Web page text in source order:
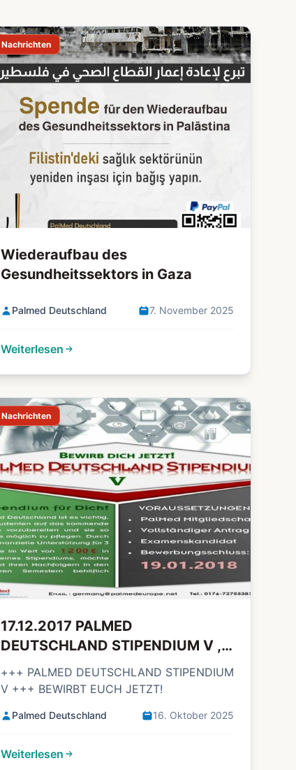
Nachrichten
Wiederaufbau des
Gesundheitssektors in Gaza
Palmed Deutschland 7. November 2025
Weiterlesen
Nachrichten
17.12.2017 PALMED
DEUTSCHLAND STIPENDIUM V ,
BEWIRBT EUCH JETZT!
+++ PALMED DEUTSCHLAND STIPENDIUM
V +++ BEWIRBT EUCH JETZT!
Palmed Deutschland 16. Oktober 2025
Weiterlesen